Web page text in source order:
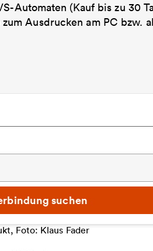
Automaten (Kauf bis zu 30
Ausdrucken am PC bzw.
suchen